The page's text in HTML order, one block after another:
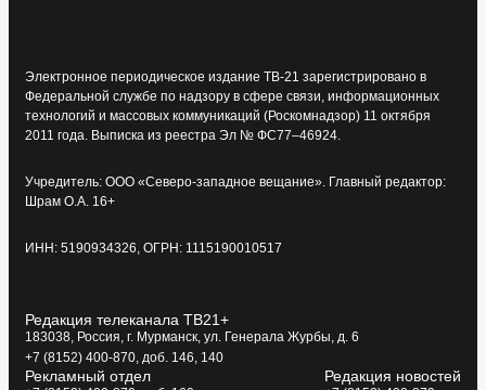
Электронное периодическое издание ТВ-21 зарегистрировано в
Федеральной службе по надзору в сфере связи, информационных
технологий и массовых коммуникаций (Роскомнадзор) 11 октября
2011 года. Выписка из реестра Эл № ФС77–46924.
Учредитель: ООО «Северо-западное вещание». Главный редактор:
Шрам О.А. 16+
ИНН: 5190934326, ОГРН: 1115190010517
Редакция телеканала ТВ21+
183038, Россия, г. Мурманск, ул. Генерала Журбы, д. 6
+7 (8152) 400-870, доб. 146, 140
Рекламный отдел Редакция новостей